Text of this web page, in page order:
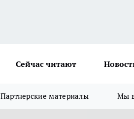
Сейчас читают
Партнерские материалы Мы